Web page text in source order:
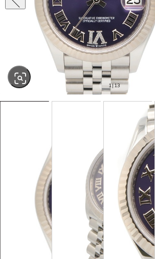
SOLD OUT
1|13